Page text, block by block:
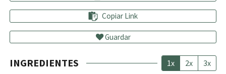
Copiar Link
Guardar
INGREDIENTES 1x 2x 3x